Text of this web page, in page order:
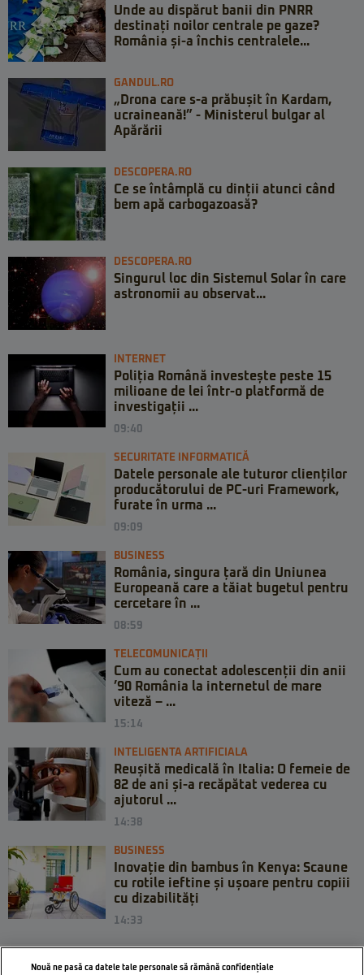
Unde au dispărut banii din PNRR
destinați noilor centrale pe gaze?
România și-a închis centralele...
GANDUL.RO
„Drona care s-a prăbușit în Kardam,
ucraineană!” - Ministerul bulgar al
Apărării
DESCOPERA.RO
Ce se întâmplă cu dinții atunci când
bem apă carbogazoasă?
DESCOPERA.RO
Singurul loc din Sistemul Solar în care
astronomii au observat...
INTERNET
Poliția Română investește peste 15
milioane de lei într-o platformă de
investigații ...
09:40
SECURITATE INFORMATICĂ
Datele personale ale tuturor clienților
producătorului de PC-uri Framework,
furate în urma ...
09:09
BUSINESS
România, singura țară din Uniunea
Europeană care a tăiat bugetul pentru
cercetare în ...
08:59
TELECOMUNICAȚII
Cum au conectat adolescenții din anii
’90 România la internetul de mare
viteză – ...
15:14
INTELIGENTA ARTIFICIALA
Reușită medicală în Italia: O femeie de
82 de ani și-a recăpătat vederea cu
ajutorul ...
14:38
BUSINESS
Inovație din bambus în Kenya: Scaune
cu rotile ieftine și ușoare pentru copiii
cu dizabilități
14:33
Nouă ne pasă ca datele tale personale să rămână confidențiale